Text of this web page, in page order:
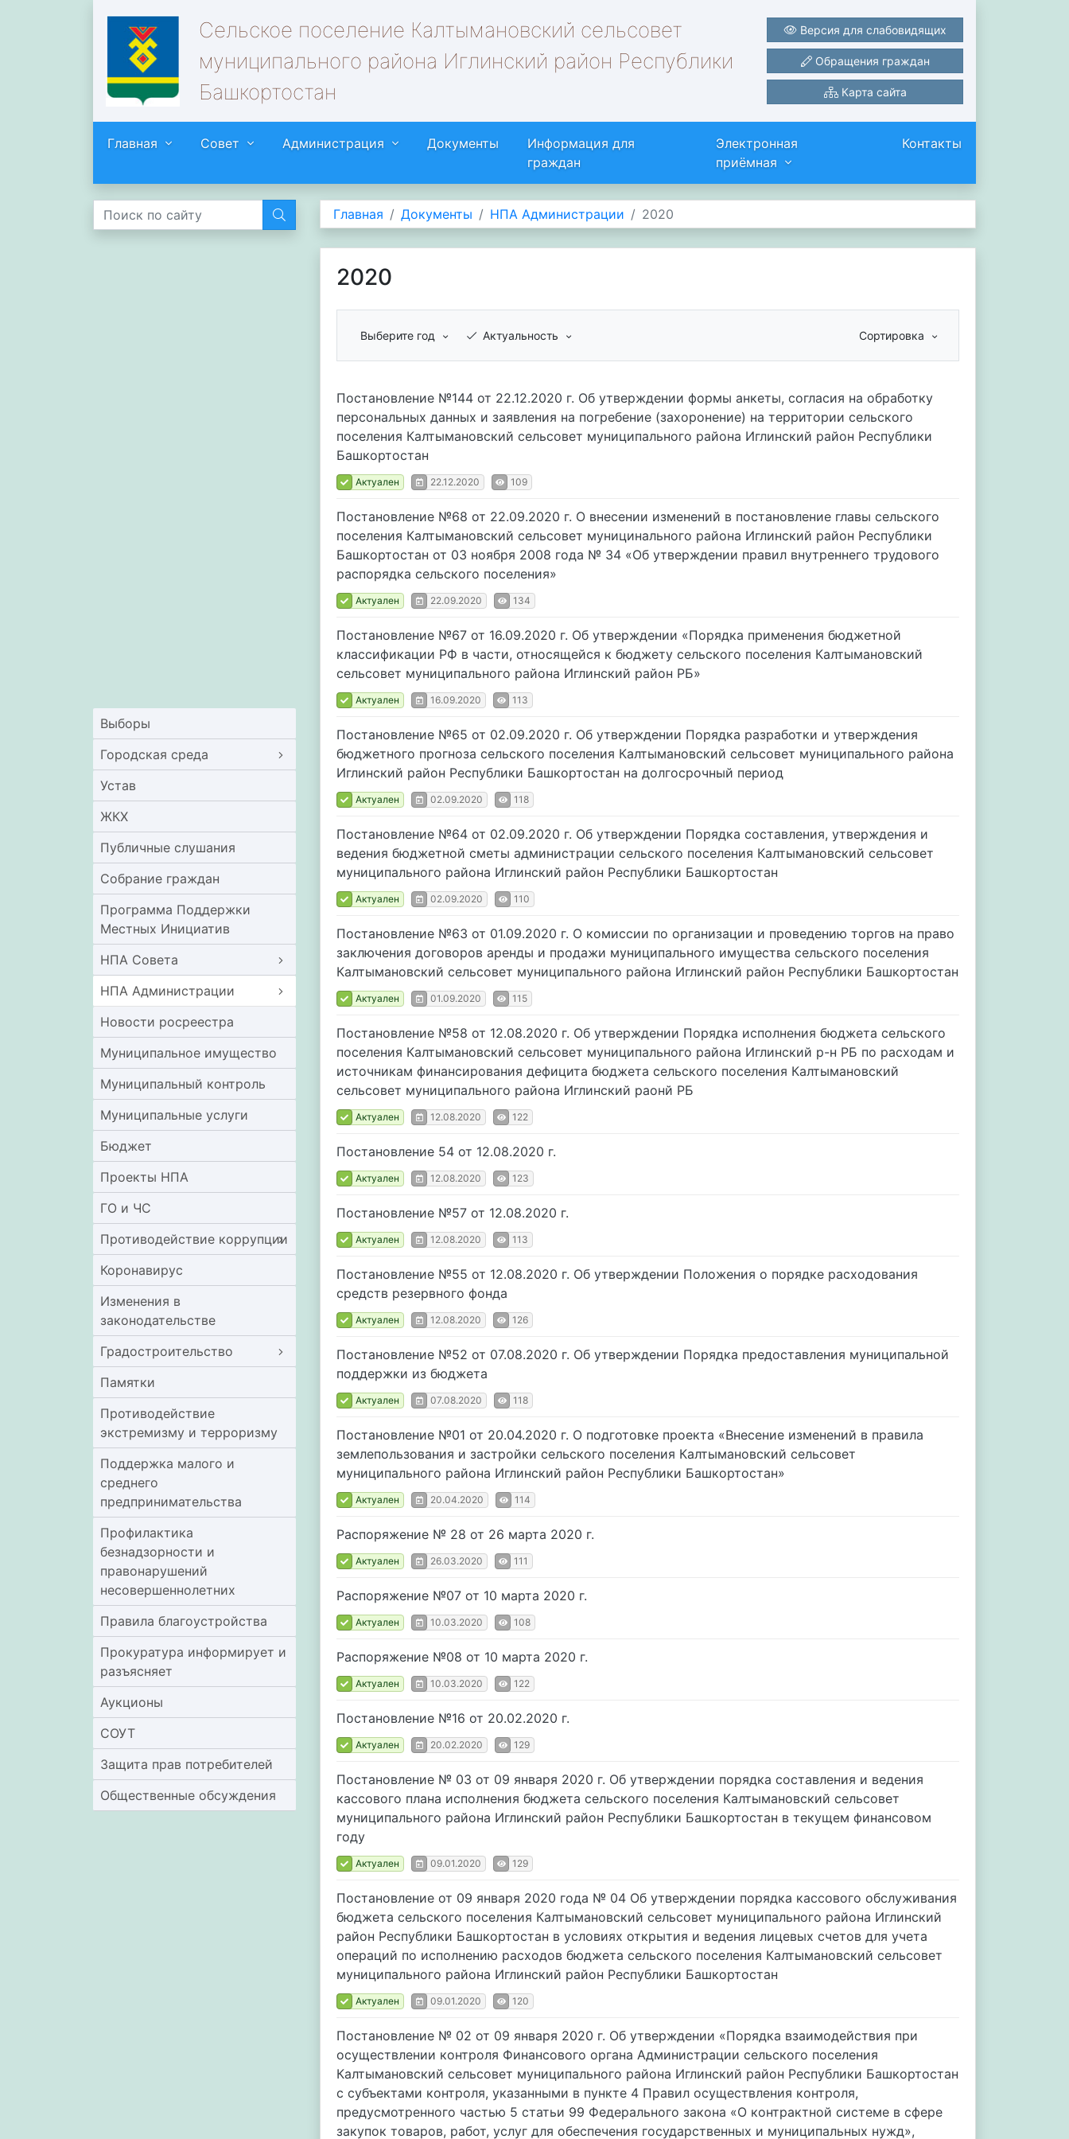
Сельское поселение Калтымановский сельсовет
муниципального района Иглинский район Республики
Башкортостан
Версия для слабовидящих
Обращения граждан
Карта сайта
Главная Совет Администрация Документы
Информация для
граждан
Электронная
приёмная
Контакты
Выборы
Городская среда
Устав
ЖКХ
Публичные слушания
Собрание граждан
Программа Поддержки
Местных Инициатив
НПА Совета
НПА Администрации
Новости росреестра
Муниципальное имущество
Муниципальный контроль
Муниципальные услуги
Бюджет
Проекты НПА
ГО и ЧС
Противодействие коррупции
Коронавирус
Изменения в
законодательстве
Градостроительство
Памятки
Противодействие
экстремизму и терроризму
Поддержка малого и
среднего
предпринимательства
Профилактика
безнадзорности и
правонарушений
несовершеннолетних
Правила благоустройства
Прокуратура информирует и
разъясняет
Аукционы
СОУТ
Защита прав потребителей
Общественные обсуждения
Главная Документы НПА Администрации 2020
2020
Выберите год Актуальность Сортировка
Постановление №144 от 22.12.2020 г. Об утверждении формы анкеты, согласия на обработку
персональных данных и заявления на погребение (захоронение) на территории сельского
поселения Калтымановский сельсовет муниципального района Иглинский район Республики
Башкортостан
Актуален 22.12.2020 109
Постановление №68 от 22.09.2020 г. О внесении изменений в постановление главы сельского
поселения Калтымановский сельсовет муницинального района Иглинский район Республики
Башкортостан от 03 ноября 2008 года № 34 «Об утверждении правил внутреннего трудового
распорядка сельского поселения»
Актуален 22.09.2020 134
Постановление №67 от 16.09.2020 г. Об утверждении «Порядка применения бюджетной
классификации РФ в части, относящейся к бюджету сельского поселения Калтымановский
сельсовет муниципального района Иглинский район РБ»
Актуален 16.09.2020 113
Постановление №65 от 02.09.2020 г. Об утверждении Порядка разработки и утверждения
бюджетного прогноза сельского поселения Калтымановский сельсовет муниципального района
Иглинский район Республики Башкортостан на долгосрочный период
Актуален 02.09.2020 118
Постановление №64 от 02.09.2020 г. Об утверждении Порядка составления, утверждения и
ведения бюджетной сметы администрации сельского поселения Калтымановский сельсовет
муниципального района Иглинский район Республики Башкортостан
Актуален 02.09.2020 110
Постановление №63 от 01.09.2020 г. О комиссии по организации и проведению торгов на право
заключения договоров аренды и продажи муниципального имущества сельского поселения
Калтымановский сельсовет муниципального района Иглинский район Республики Башкортостан
Актуален 01.09.2020 115
Постановление №58 от 12.08.2020 г. Об утверждении Порядка исполнения бюджета сельского
поселения Калтымановский сельсовет муниципального района Иглинский р-н РБ по расходам и
источникам финансирования дефицита бюджета сельского поселения Калтымановский
сельсовет муниципального района Иглинский раонй РБ
Актуален 12.08.2020 122
Постановление 54 от 12.08.2020 г.
Актуален 12.08.2020 123
Постановление №57 от 12.08.2020 г.
Актуален 12.08.2020 113
Постановление №55 от 12.08.2020 г. Об утверждении Положения о порядке расходования
средств резервного фонда
Актуален 12.08.2020 126
Постановление №52 от 07.08.2020 г. Об утверждении Порядка предоставления муниципальной
поддержки из бюджета
Актуален 07.08.2020 118
Постановление №01 от 20.04.2020 г. О подготовке проекта «Внесение изменений в правила
землепользования и застройки сельского поселения Калтымановский сельсовет
муниципального района Иглинский район Республики Башкортостан»
Актуален 20.04.2020 114
Распоряжение № 28 от 26 марта 2020 г.
Актуален 26.03.2020 111
Распоряжение №07 от 10 марта 2020 г.
Актуален 10.03.2020 108
Распоряжение №08 от 10 марта 2020 г.
Актуален 10.03.2020 122
Постановление №16 от 20.02.2020 г.
Актуален 20.02.2020 129
Постановление № 03 от 09 января 2020 г. Об утверждении порядка составления и ведения
кассового плана исполнения бюджета сельского поселения Калтымановский сельсовет
муниципального района Иглинский район Республики Башкортостан в текущем финансовом
году
Актуален 09.01.2020 129
Постановление от 09 января 2020 года № 04 Об утверждении порядка кассового обслуживания
бюджета сельского поселения Калтымановский сельсовет муниципального района Иглинский
район Республики Башкортостан в условиях открытия и ведения лицевых счетов для учета
операций по исполнению расходов бюджета сельского поселения Калтымановский сельсовет
муниципального района Иглинский район Республики Башкортостан
Актуален 09.01.2020 120
Постановление № 02 от 09 января 2020 г. Об утверждении «Порядка взаимодействия при
осуществлении контроля Финансового органа Администрации сельского поселения
Калтымановский сельсовет муниципального района Иглинский район Республики Башкортостан
с субъектами контроля, указанными в пункте 4 Правил осуществления контроля,
предусмотренного частью 5 статьи 99 Федерального закона «О контрактной системе в сфере
закупок товаров, работ, услуг для обеспечения государственных и муниципальных нужд»,